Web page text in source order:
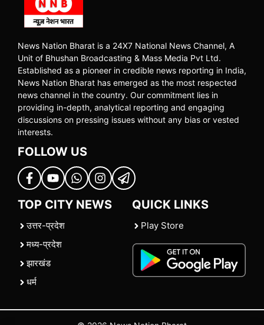
News Nation Bharat is a 24X7 National News Channel, A
Unit of Bhushan Broadcasting & Mass Media Pvt Ltd.
Established as a pioneer in credible news reporting in India,
News Nation Bharat has emerged as the most respected
news channel in the country. Our commitment lies in
providing in-depth, analytical reporting and engaging
discussions on pressing issues without any bias or vested
interests.
FOLLOW US
TOP CITY NEWS
उत्तर-प्रदेश
मध्य-प्रदेश
झारखंड
धर्म
QUICK LINKS
Play Store